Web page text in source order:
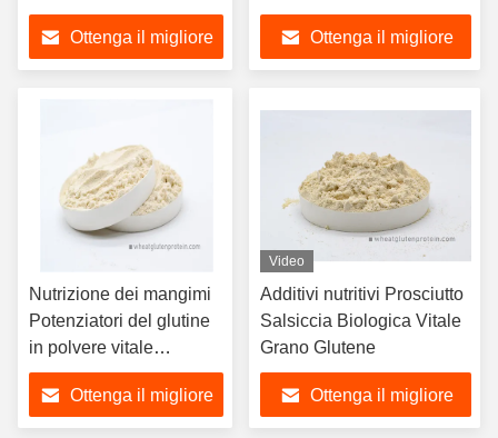
Ottenga il migliore
di grano
Ottenga il migliore
Nutrizione dei mangimi
Potenziatori del glutine
in polvere vitale
mangimi acquatici /
alimenti per animali
Applicazione
Ottenga il migliore
Video
Additivi nutritivi Prosciutto
Salsiccia Biologica Vitale
Grano Glutene
Ottenga il migliore